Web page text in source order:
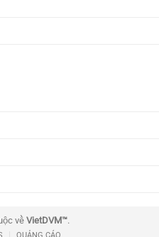
về VietDVM™.